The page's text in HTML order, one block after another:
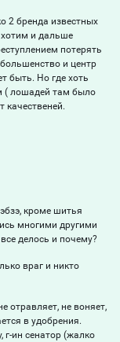
2 бренда известных
и дальше
потерять
большенство и центр
быть. Но где хоть
( лошадей там было
качественей.
кроме шитья
многими другими
делось и почему?
враг и никто
отравляет, не воняет,
в удобрения.
г-ин сенатор (жалко